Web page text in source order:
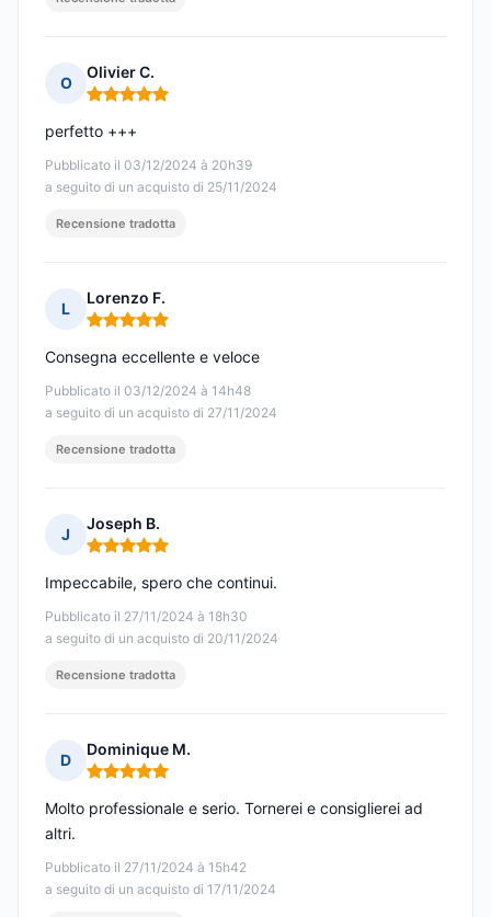
O
Olivier C.
Nota: 5 su 5
Pubblicato il 03/12/2024 à 20h39
a seguito di un acquisto di 25/11/2024
perfetto +++
Recensione tradotta
L
Lorenzo F.
Nota: 5 su 5
Pubblicato il 03/12/2024 à 14h48
a seguito di un acquisto di 27/11/2024
Consegna eccellente e veloce
Recensione tradotta
J
Joseph B.
Nota: 5 su 5
Pubblicato il 27/11/2024 à 18h30
a seguito di un acquisto di 20/11/2024
Impeccabile, spero che continui.
Recensione tradotta
D
Dominique M.
Nota: 5 su 5
Pubblicato il 27/11/2024 à 15h42
a seguito di un acquisto di 17/11/2024
Molto professionale e serio. Tornerei e consiglierei ad
altri.